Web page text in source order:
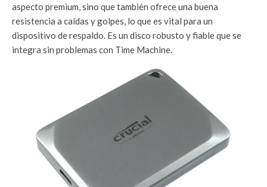
aspecto premium, sino que también ofrece una buena
resistencia a caídas y golpes, lo que es vital para un
dispositivo de respaldo. Es un disco robusto y fiable que se
integra sin problemas con Time Machine.